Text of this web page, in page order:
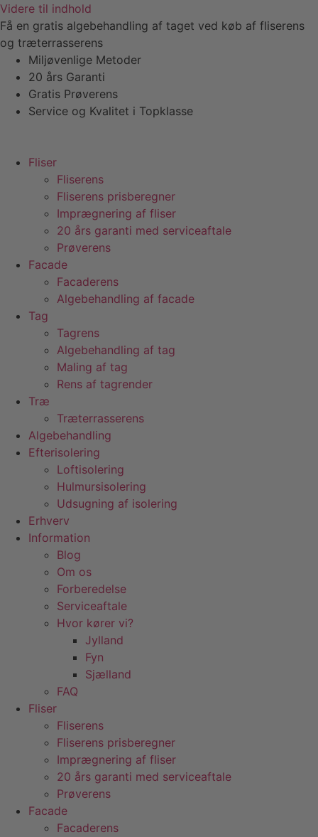
Videre til indhold
Få en gratis algebehandling af taget ved køb af fliserens
og træterrasserens
Miljøvenlige Metoder
20 års Garanti
Gratis Prøverens
Service og Kvalitet i Topklasse
Fliser
Fliserens
Fliserens prisberegner
Imprægnering af fliser
20 års garanti med serviceaftale
Prøverens
Facade
Facaderens
Algebehandling af facade
Tag
Tagrens
Algebehandling af tag
Maling af tag
Rens af tagrender
Træ
Træterrasserens
Algebehandling
Efterisolering
Loftisolering
Hulmursisolering
Udsugning af isolering
Erhverv
Information
Blog
Om os
Forberedelse
Serviceaftale
Hvor kører vi?
Jylland
Fyn
Sjælland
FAQ
Fliser
Fliserens
Fliserens prisberegner
Imprægnering af fliser
20 års garanti med serviceaftale
Prøverens
Facade
Facaderens